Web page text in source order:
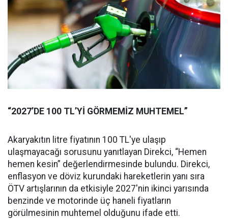
“2027’DE 100 TL’Yİ GÖRMEMİZ MUHTEMEL”
Akaryakıtın litre fiyatının 100 TL'ye ulaşıp
ulaşmayacağı sorusunu yanıtlayan Direkci, “Hemen
hemen kesin” değerlendirmesinde bulundu. Direkci,
enflasyon ve döviz kurundaki hareketlerin yanı sıra
ÖTV artışlarının da etkisiyle 2027'nin ikinci yarısında
benzinde ve motorinde üç haneli fiyatların
görülmesinin muhtemel olduğunu ifade etti.